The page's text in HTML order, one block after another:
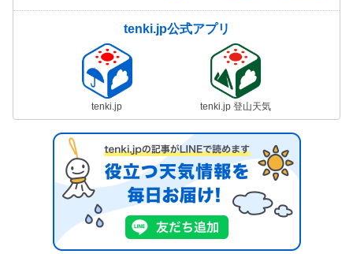
tenki.jp公式アプリ
tenki.jp tenki.jp 登山天気